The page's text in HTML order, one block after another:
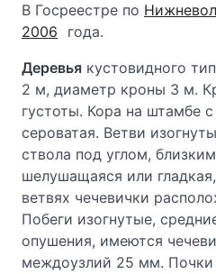
В Госреестре по
2006
года.
Деревья кустовидного
2 м, диаметр кроны 3 м.
густоты. Кора на штамбе
сероватая. Ветви
ствола под углом,
шелушащаяся или
ветвях чечевички
Побеги изогнутые,
опушения, имеются
междоузлий 25 мм.